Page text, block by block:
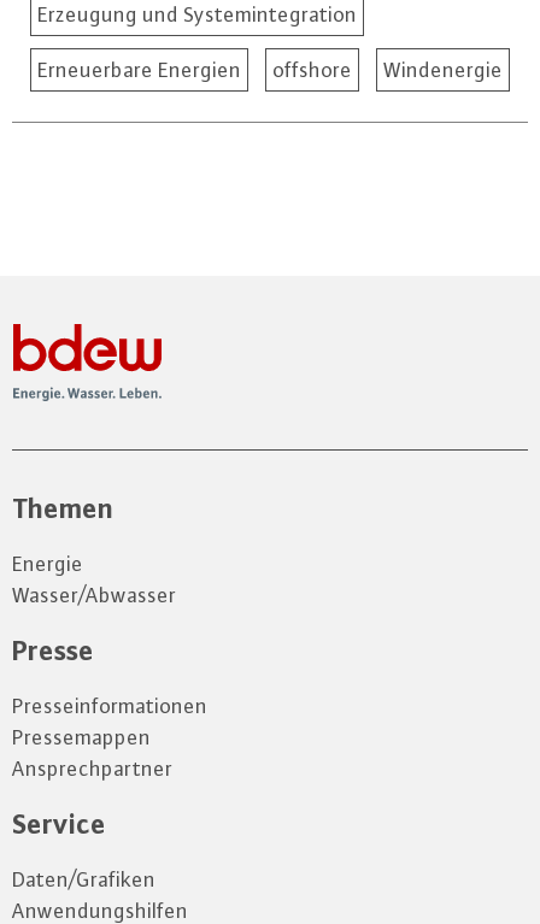
Erzeugung und Systemintegration
Erneuerbare Energien offshore Windenergie
Themen
Energie
Wasser/Abwasser
Presse
Presseinformationen
Pressemappen
Ansprechpartner
Service
Daten/Grafiken
Anwendungshilfen